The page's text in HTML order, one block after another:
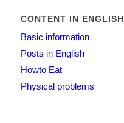
CONTENT IN ENGLISH
Basic information
Posts in English
Howto Eat
Physical problems